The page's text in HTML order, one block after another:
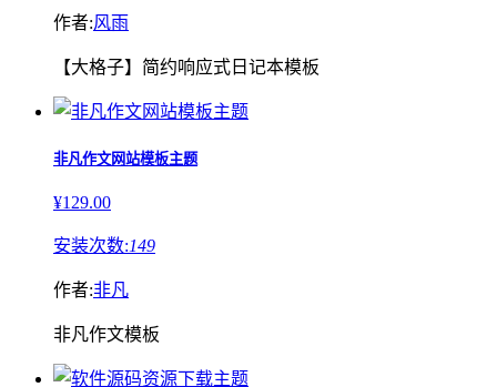
作者:风雨
【大格子】简约响应式日记本模板
非凡作文网站模板主题
¥129.00
安装次数:149
作者:非凡
非凡作文模板